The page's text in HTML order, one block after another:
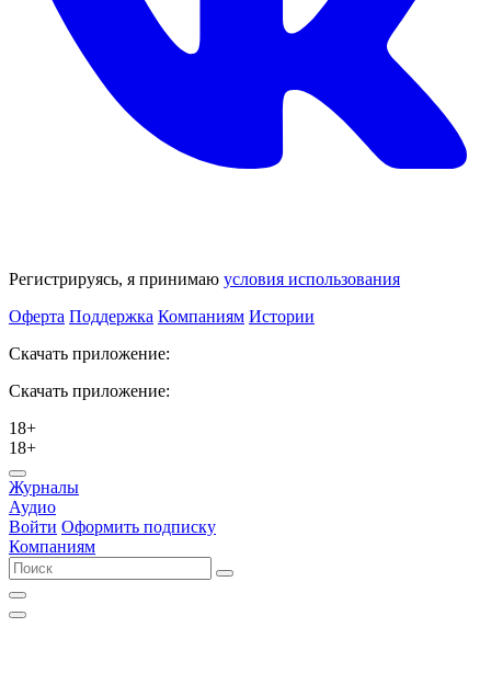
Регистрируясь, я принимаю условия использования
Оферта Поддержка Компаниям Истории
Скачать приложение:
Скачать приложение:
18+
18+
Журналы
Аудио
Войти Оформить подписку
Компаниям